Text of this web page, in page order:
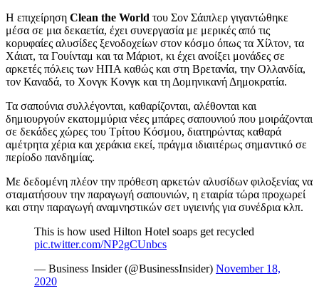
Η επιχείρηση Clean the World του Σον Σάιπλερ γιγαντώθηκε
μέσα σε μια δεκαετία, έχει συνεργασία με μερικές από τις
κορυφαίες αλυσίδες ξενοδοχείων στον κόσμο όπως τα Χίλτον, τα
Χάιατ, τα Γουίνταμ και τα Μάριοτ, κι έχει ανοίξει μονάδες σε
αρκετές πόλεις των ΗΠΑ καθώς και στη Βρετανία, την Ολλανδία,
τον Καναδά, το Χονγκ Κονγκ και τη Δομηνικανή Δημοκρατία.
Τα σαπούνια συλλέγονται, καθαρίζονται, αλέθονται και
δημιουργούν εκατομμύρια νέες μπάρες σαπουνιού που μοιράζονται
σε δεκάδες χώρες του Τρίτου Κόσμου, διατηρώντας καθαρά
αμέτρητα χέρια και χεράκια εκεί, πράγμα ιδιαιτέρως σημαντικό σε
περίοδο πανδημίας.
Με δεδομένη πλέον την πρόθεση αρκετών αλυσίδων φιλοξενίας να
σταματήσουν την παραγωγή σαπουνιών, η εταιρία τώρα προχωρεί
και στην παραγωγή αναμνηστικών σετ υγιεινής για συνέδρια κλπ.
This is how used Hilton Hotel soaps get recycled
pic.twitter.com/NP2gCUnbcs
— Business Insider (@BusinessInsider) November 18,
2020